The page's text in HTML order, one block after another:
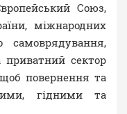
Союз,
міжнародних
самоврядування,
приватний сектор
повернення та
гідними та